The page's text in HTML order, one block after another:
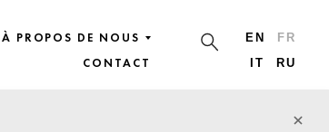
À PROPOS DE NOUS
CONTACT
EN
FR
IT
RU
×